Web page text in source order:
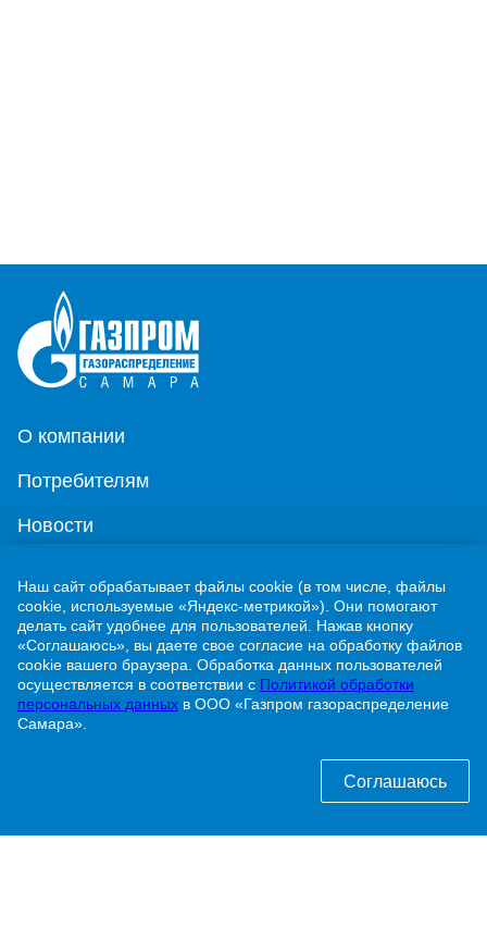
О компании
Потребителям
Новости
Учебно-методический центр
г. Жигулевск, ул. Никитинская, 1
8 (84862) 2-00-40
Узнать статус договора о догазификации можно
Наш сайт обрабатывает файлы cookie (в том числе, файлы
cookie, используемые «Яндекс-метрикой»). Они помогают
делать сайт удобнее для пользователей. Нажав кнопку
«Соглашаюсь», вы даете свое согласие на обработку файлов
cookie вашего браузера. Обработка данных пользователей
осуществляется в соответствии с Политикой обработки
персональных данных в ООО «Газпром газораспределение
Самара».
Соглашаюсь